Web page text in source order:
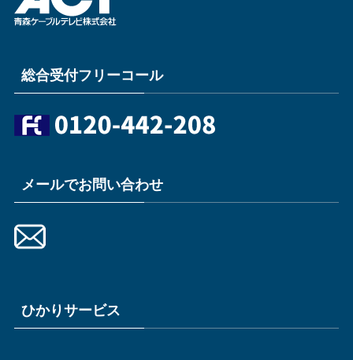
総合受付フリーコール
メールでお問い合わせ
ひかりサービス